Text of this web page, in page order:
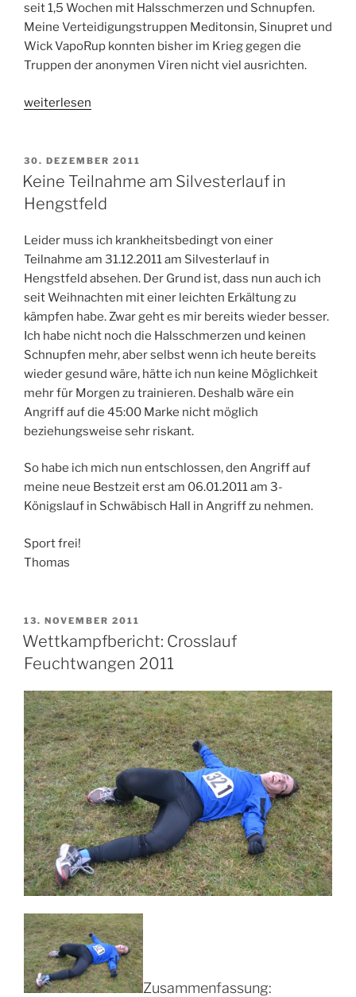
seit 1,5 Wochen mit Halsschmerzen und Schnupfen.
Meine Verteidigungstruppen Meditonsin, Sinupret und
Wick VapoRup konnten bisher im Krieg gegen die
Truppen der anonymen Viren nicht viel ausrichten.
„Schon
weiterlesen
VERÖFFENTLICHT
AM
30. DEZEMBER 2011
Keine Teilnahme am Silvesterlauf in
Hengstfeld
Leider muss ich krankheitsbedingt von einer
Teilnahme am 31.12.2011 am Silvesterlauf in
Hengstfeld absehen. Der Grund ist, dass nun auch ich
seit Weihnachten mit einer leichten Erkältung zu
kämpfen habe. Zwar geht es mir bereits wieder besser.
Ich habe nicht noch die Halsschmerzen und keinen
Schnupfen mehr, aber selbst wenn ich heute bereits
wieder gesund wäre, hätte ich nun keine Möglichkeit
mehr für Morgen zu trainieren. Deshalb wäre ein
Angriff auf die 45:00 Marke nicht möglich
beziehungsweise sehr riskant.
So habe ich mich nun entschlossen, den Angriff auf
meine neue Bestzeit erst am 06.01.2011 am 3-
Königslauf in Schwäbisch Hall in Angriff zu nehmen.
Sport frei!
Thomas
VERÖFFENTLICHT
AM
13. NOVEMBER 2011
Wettkampfbericht: Crosslauf
Feuchtwangen 2011
Zusammenfassung: